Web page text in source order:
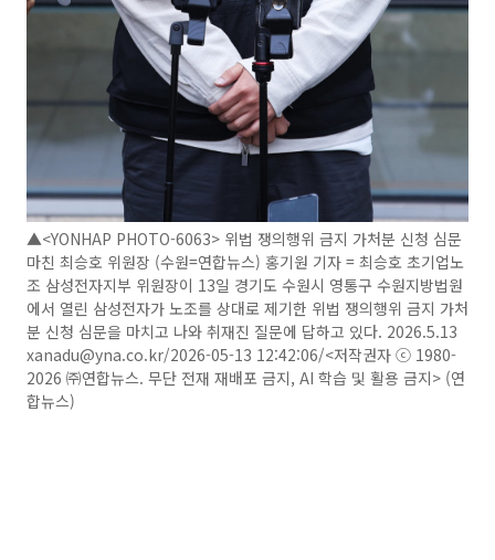
▲<YONHAP PHOTO-6063> 위법 쟁의행위 금지 가처분 신청 심문
마친 최승호 위원장 (수원=연합뉴스) 홍기원 기자 = 최승호 초기업노
조 삼성전자지부 위원장이 13일 경기도 수원시 영통구 수원지방법원
에서 열린 삼성전자가 노조를 상대로 제기한 위법 쟁의행위 금지 가처
분 신청 심문을 마치고 나와 취재진 질문에 답하고 있다. 2026.5.13
xanadu@yna.co.kr/2026-05-13 12:42:06/<저작권자 ⓒ 1980-
2026 ㈜연합뉴스. 무단 전재 재배포 금지, AI 학습 및 활용 금지> (연
합뉴스)